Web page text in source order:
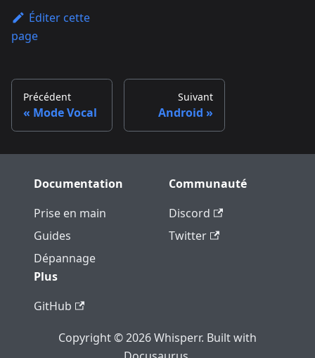
Éditer cette
page
Précédent
Mode Vocal
Suivant
Android
Documentation
Prise en main
Guides
Dépannage
Communauté
Discord
Twitter
Plus
GitHub
Copyright © 2026 Whisperr. Built with